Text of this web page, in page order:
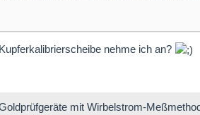
nehme ich an?
mit Wirbelstrom-